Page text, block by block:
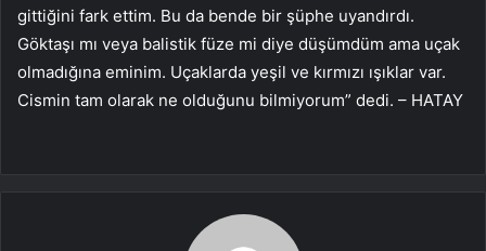
gittiğini fark ettim. Bu da bende bir şüphe uyandırdı.
Göktaşı mı veya balistik füze mi diye düşümdüm ama uçak
olmadığına eminim. Uçaklarda yeşil ve kırmızı ışıklar var.
Cismin tam olarak ne olduğunu bilmiyorum” dedi. – HATAY